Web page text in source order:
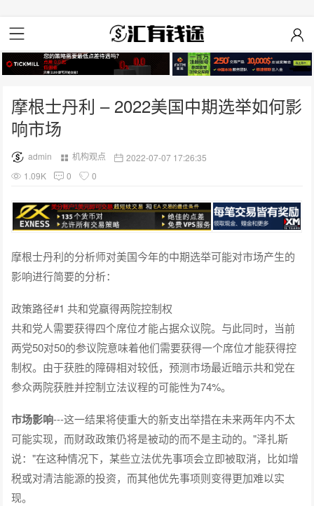
摩根士丹利 – 2022美国中期选举如何影
响市场
admin 机构观点
2022-07-07 17:26:35
1.09K
0 0
摩根士丹利的分析师对美国今年的中期选举可能对市场产生的
影响进行简要的分析：
政策路径#1 共和党赢得两院控制权
共和党人需要获得四个席位才能占据众议院。与此同时，当前
两党50对50的参议院意味着他们需要获得一个席位才能获得控
制权。由于获胜的障碍相对较低，预测市场最近暗示共和党在
参众两院获胜并控制立法议程的可能性为74%。
市场影响---这一结果将使重大的新支出举措在未来两年内不太
可能实现，而财政政策仍将是被动的而不是主动的。"泽扎斯
说："在这种情况下，某些立法优先事项会立即被取消，比如增
税或对清洁能源的投资，而其他优先事项则变得更加难以实
现。